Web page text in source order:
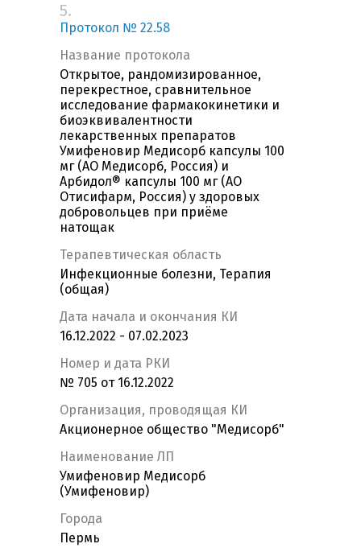
5.
Протокол № 22.58
Название протокола
Открытое, рандомизированное,
перекрестное, сравнительное
исследование фармакокинетики и
биоэквивалентности
лекарственных препаратов
Умифеновир Медисорб капсулы 100
мг (АО Медисорб, Россия) и
Арбидол® капсулы 100 мг (АО
Отисифарм, Россия) у здоровых
добровольцев при приёме
натощак
Терапевтическая область
Инфекционные болезни, Терапия
(общая)
Дата начала и окончания КИ
16.12.2022 - 07.02.2023
Номер и дата РКИ
№ 705 от 16.12.2022
Организация, проводящая КИ
Акционерное общество "Медисорб"
Наименование ЛП
Умифеновир Медисорб
(Умифеновир)
Города
Пермь